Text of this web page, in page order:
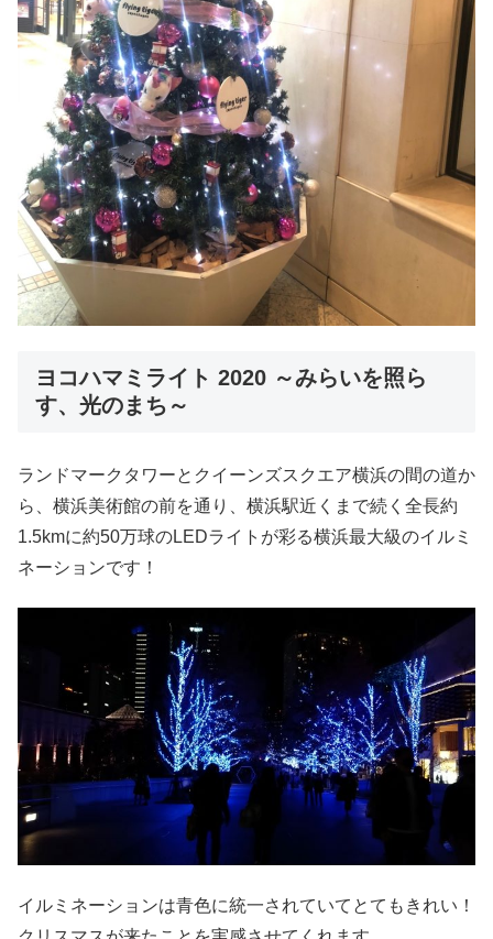
ヨコハマミライト 2020 ～みらいを照ら
す、光のまち～
ランドマークタワーとクイーンズスクエア横浜の間の道か
ら、横浜美術館の前を通り、横浜駅近くまで続く全長約
1.5kmに約50万球のLEDライトが彩る横浜最大級のイルミ
ネーションです！
イルミネーションは青色に統一されていてとてもきれい！